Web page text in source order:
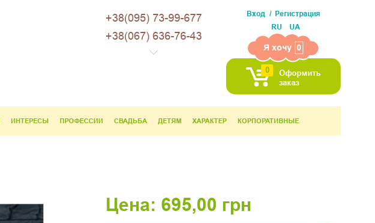
+38(095) 73-99-677
+38(067) 636-76-43
Вход
Регистрация
RU
UA
Я хочу 0
0
Оформить
заказ
ИНТЕРЕСЫ ПРОФЕССИИ СВАДЬБА ДЕТЯМ ХАРАКТЕР КОРПОРАТИВНЫЕ
Цена: 695,00 грн